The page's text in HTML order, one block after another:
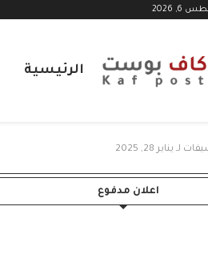
2026
الرئيسية
لـ يناير 28, 2025
اعلان مدفوع